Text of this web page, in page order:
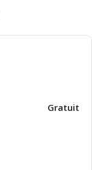
Gratuit